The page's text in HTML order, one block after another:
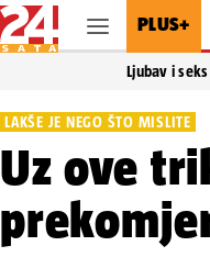
PLUS+
Ljubav i seks
LAKŠE JE NEGO ŠTO MISLITE
Uz ove